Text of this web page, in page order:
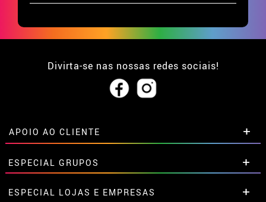
Divirta-se nas nossas redes sociais!
APOIO AO CLIENTE
• Sobre nós
• Condições de venda
• Aviso legal ePrivacidade
ESPECIAL GRUPOS
Descontos especiais para grupos.
ESPECIAL LOJAS E EMPRESAS